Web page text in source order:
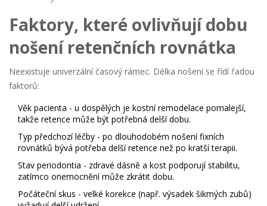
Faktory, které ovlivňují dobu
nošení retenčních rovnátka
Neexistuje univerzální časový rámec. Délka nošení se řídí řadou
faktorů:
Věk pacienta - u dospělých je kostní remodelace pomalejší,
takže retence může být potřebná delší dobu.
Typ předchozí léčby - po dlouhodobém nošení fixních
rovnátků bývá potřeba delší retence než po kratší terapii.
Stav periodontia - zdravé dásně a kost podporují stabilitu,
zatímco onemocnění může zkrátit dobu.
Počáteční skus - velké korekce (např. výsadek šikmých zubů)